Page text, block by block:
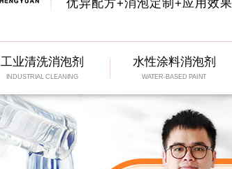
优异配方+消泡定制+应用效果
工业清洗消泡剂
INDUSTRIAL CLEANING
水性涂料消泡剂
WATER-BASED PAINT